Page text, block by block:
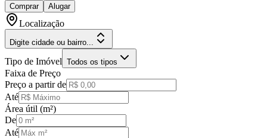
Comprar Alugar
Localização
Digite cidade ou bairro...
Tipo de Imóvel Todos os tipos
Faixa de Preço
Preço a partir de
Até
Área útil (m²)
De
Até